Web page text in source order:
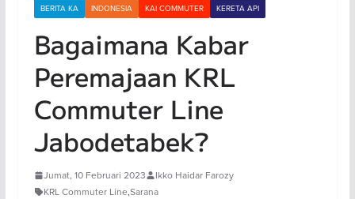
BERITA KA INDONESIA KAI COMMUTER KERETA API
Bagaimana Kabar
Peremajaan KRL
Commuter Line
Jabodetabek?
Jumat, 10 Februari 2023
Ikko Haidar Farozy
KRL Commuter Line,Sarana